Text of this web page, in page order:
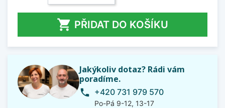
 PŘIDAT DO KOŠÍKU
Jakýkoliv dotaz? Rádi vám
poradíme.
phone +420 731 979 570
Po-Pá 9-12, 13-17